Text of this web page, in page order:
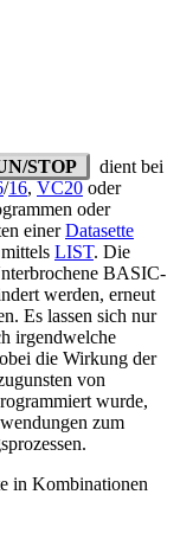
STOP
dient bei
/16, VC20 oder
oder
einerDatasette
LIST. Die
BASIC-
werden, erneut
Es lassen sich nur
irgendwelche
die Wirkung der
von
wurde,
zum
in Kombinationen